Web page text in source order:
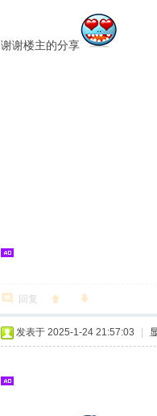
谢谢楼主的分享
回复
发表于 2025-1-24 21:57:03